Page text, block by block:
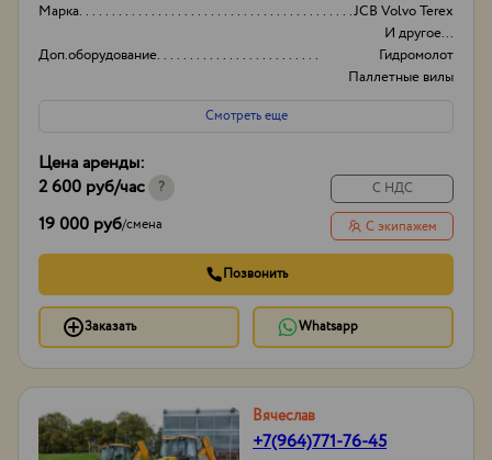
Марка
JCB Volvo Terex
И другое...
Доп.оборудование
Гидромолот
Паллетные вилы
Коммунальная щетка
Высота Фронт.
Смотреть еще
Цена аренды:
2 600 руб/час ?
19 000 руб/смена
С НДС
С экипажем
Позвонить
Заказать Whatsapp
Вячеслав
+7(964)771-76-45